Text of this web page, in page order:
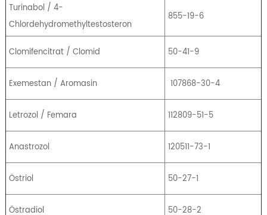
Turinabol / 4-
Chlordehydromethyltestosteron
855-19-6
Clomifencitrat / Clomid 50-41-9
Exemestan / Aromasin 107868-30-4
Letrozol / Femara 112809-51-5
Anastrozol 120511-73-1
Östriol 50-27-1
Östradiol 50-28-2